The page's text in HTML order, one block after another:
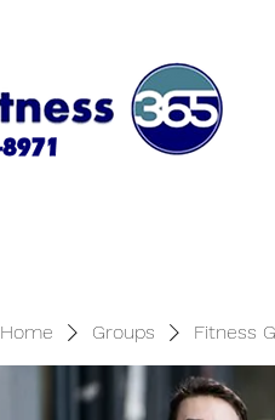
Home Groups Fitness